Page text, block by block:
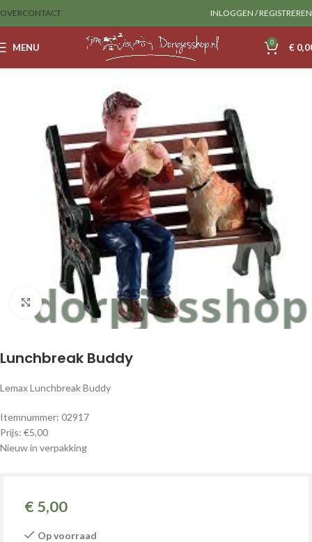
OVERCONTACT INLOGGEN / REGISTREREN
MENU 0 €
Klik om te vergroten
Lunchbreak Buddy
Lemax Lunchbreak Buddy
Itemnummer: 02917
Prijs: €5,00
Nieuw in verpakking
€ 5,00
Op voorraad